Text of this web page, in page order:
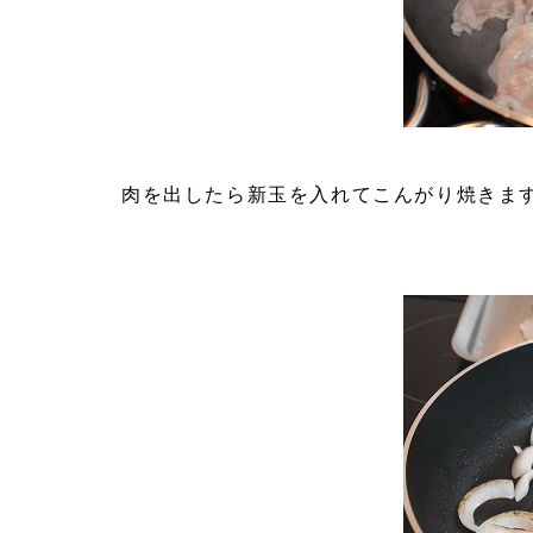
肉を出したら新玉を入れてこんがり焼きま